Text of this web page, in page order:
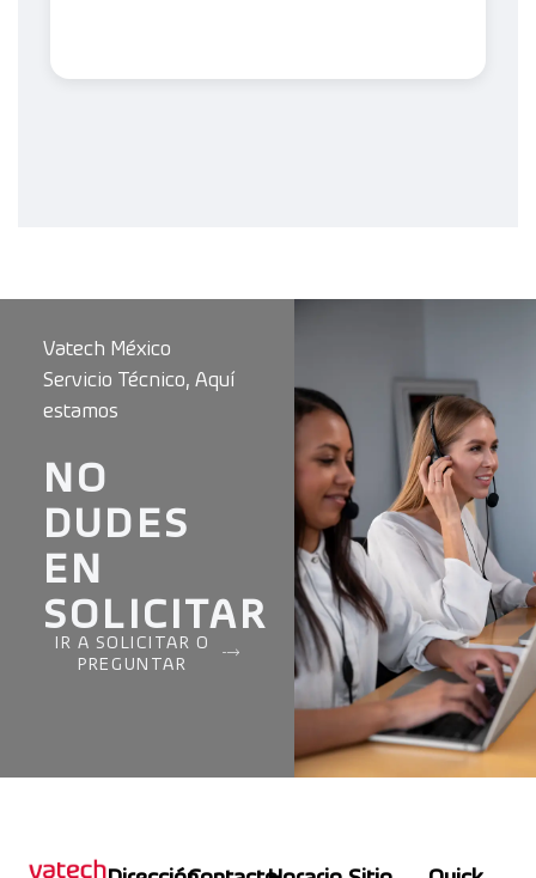
Vatech México
Servicio Técnico, Aquí
estamos
NO
DUDES
EN
SOLICITAR
IR A SOLICITAR O
PREGUNTAR
DirecciónContactoHorario Sitio Quick